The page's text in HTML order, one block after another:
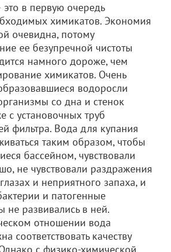
в первую очередь
химикатов. Экономия
очевидна, потому
ее безупречной чистоты
намного дороже, чем
химикатов. Очень
водоросли
со дна и стенок
с установочных труб
фильтра. Вода для купания
таким образом, чтобы
бассейном, чувствовали
не чувствовали раздражения
и неприятного запаха, и
и патогенные
не развивались в ней.
отношении вода
соответствовать качеству